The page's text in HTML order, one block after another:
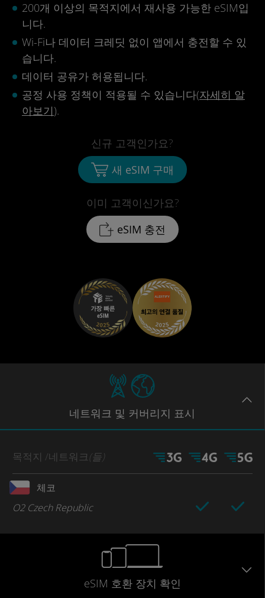
200개 이상의 목적지에서 재사용 가능한 eSIM입
니다.
Wi-Fi나 데이터 크레딧 없이 앱에서 충전할 수 있
습니다.
데이터 공유가 허용됩니다.
공정 사용 정책이 적용될 수 있습니다(자세히 알
아보기).
이미 고객이신가요?
eSIM 충전
신규 고객인가요?
새 eSIM 구매
네트워크 및 커버리지 표시
목적지 /네트워크(들)
체코
O2 Czech Republic
eSIM 호환 장치 확인